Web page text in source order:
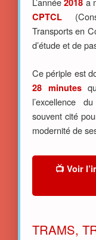
CPTCL
Transports en
d’étude et de
Ce périple est
28 minutes
l’excellence
souvent cité
modernité de
📺 Voir
TRAMS,